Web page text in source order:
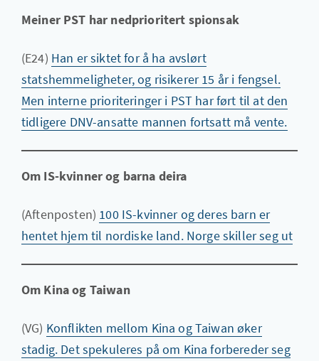
Meiner PST har nedprioritert spionsak
(E24) Han er siktet for å ha avslørt
statshemmeligheter, og risikerer 15 år i fengsel.
Men interne prioriteringer i PST har ført til at den
tidligere DNV-ansatte mannen fortsatt må vente.
Om IS-kvinner og barna deira
(Aftenposten) 100 IS-kvinner og deres barn er
hentet hjem til nordiske land. Norge skiller seg ut
Om Kina og Taiwan
(VG) Konflikten mellom Kina og Taiwan øker
stadig. Det spekuleres på om Kina forbereder seg